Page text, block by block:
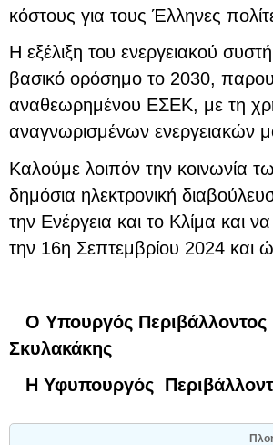
κόστους για τους Έλληνες
Η εξέλιξη του ενεργειακού
βασικό ορόσημο το 2030,
αναθεωρημένου ΕΣΕΚ, με τη
αναγνωρισμένων ενεργειακών
Καλούμε λοιπόν την κοινωνία
δημόσια ηλεκτρονική
την Ενέργεια και το Κλίμα και
την 16η Σεπτεμβρίου 2024 και
Ο Υπουργός
Σκυλακάκης
Η Υφυπουργός